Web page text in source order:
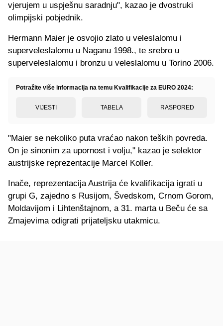
vjerujem u uspješnu saradnju", kazao je dvostruki
olimpijski pobjednik.
Hermann Maier je osvojio zlato u veleslalomu i
superveleslalomu u Naganu 1998., te srebro u
superveleslalomu i bronzu u veleslalomu u Torino 2006.
Potražite više informacija na temu Kvalifikacije za EURO 2024:
VIJESTI TABELA RASPORED
"Maier se nekoliko puta vraćao nakon teških povreda.
On je sinonim za upornost i volju," kazao je selektor
austrijske reprezentacije Marcel Koller.
Inače, reprezentacija Austrija će kvalifikacija igrati u
grupi G, zajedno s Rusijom, Švedskom, Crnom Gorom,
Moldavijom i Lihtenštajnom, a 31. marta u Beču će sa
Zmajevima odigrati prijateljsku utakmicu.